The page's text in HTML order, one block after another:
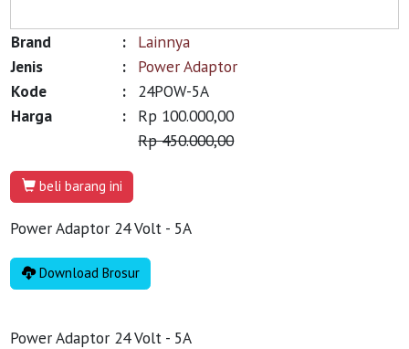
Brand :
Lainnya
Jenis
:
Power Adaptor
Kode
:
24POW-5A
Harga
:
Rp 100.000,00
Rp 450.000,00
beli barang ini
Power Adaptor 24 Volt - 5A
Download Brosur
Power Adaptor 24 Volt - 5A